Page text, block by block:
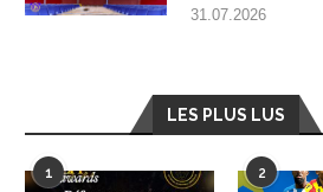
31.07.2026
LES PLUS LUS
1 2